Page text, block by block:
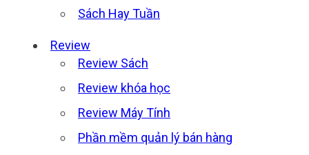
Sách Hay Tuần
Review
Review Sách
Review khóa học
Review Máy Tính
Phần mềm quản lý bán hàng